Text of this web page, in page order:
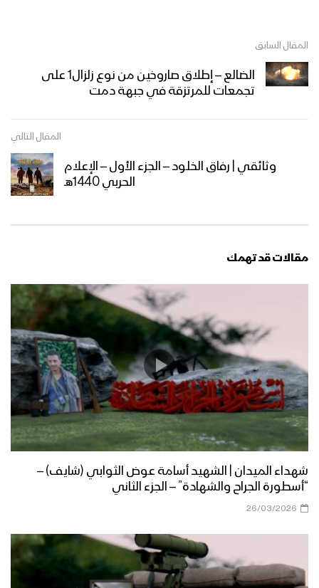
المقال السابق
الضالع – إطلاق صاروخين من نوع زلزال1 على
تجمعات للمرتزقة في جبهة دمت
المقال التالي
وثائقي | رفاق الخلود – الجزء الأول – الإعلام
الحربي 1440هـ
مقالات قد تهمك
شهداء الميدان | الشهيد أسامة عوض الثوابي (شايف) –
“أسطورة الجراح والشهادة” – الجزء الثاني
26/03/2026